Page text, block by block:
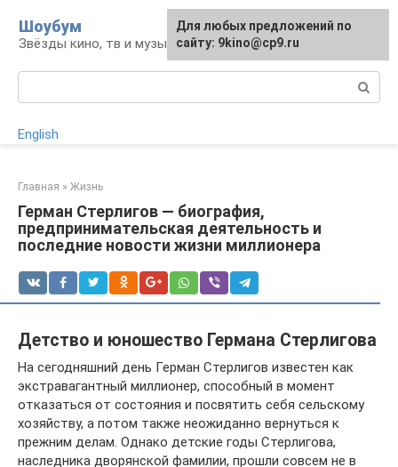
контенту
Шоубум
Звёзды кино, тв и музыки
English
Главная » Жизнь
Герман Стерлигов — биография,
предпринимательская деятельность и
последние новости жизни миллионера
Детство и юношество Германа Стерлигова
На сегодняшний день Герман Стерлигов известен как
экстравагантный миллионер, способный в момент
отказаться от состояния и посвятить себя сельскому
хозяйству, а потом также неожиданно вернуться к
прежним делам. Однако детские годы Стерлигова,
наследника дворянской фамилии, прошли совсем не в
Для любых предложений по
сайту: 9kino@cp9.ru